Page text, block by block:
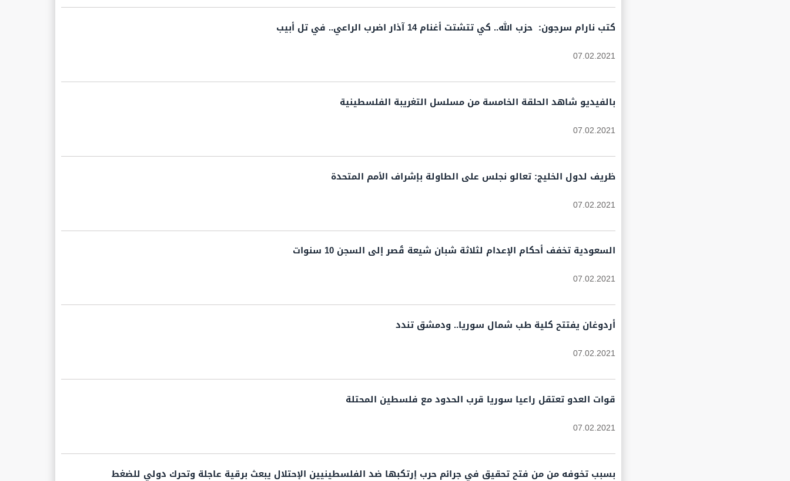
كتب نارام سرجون: حزب الله.. كي تتشتت أغنام 14 آذار اضرب الراعي.. في تل أبيب
07.02.2021
بالفيديو شاهد الحلقة الخامسة من مسلسل التغريبة الفلسطينية
07.02.2021
ظريف لدول الخليج: تعالو نجلس على الطاولة بإشراف الأمم المتحدة
07.02.2021
السعودية تخفف أحكام الإعدام لثلاثة شبان شيعة قُصر إلى السجن 10 سنوات
07.02.2021
أردوغان يفتتح كلية طب شمال سوريا.. ودمشق تندد
07.02.2021
قوات العدو تعتقل راعيا سوريا قرب الحدود مع فلسطين المحتلة
07.02.2021
بسبب تخوفه من من فتح تحقيق في جرائم حرب إرتكبها ضد الفلسطينيين الإحتلال يبعث برقية عاجلة وتحرك دولي للضغط